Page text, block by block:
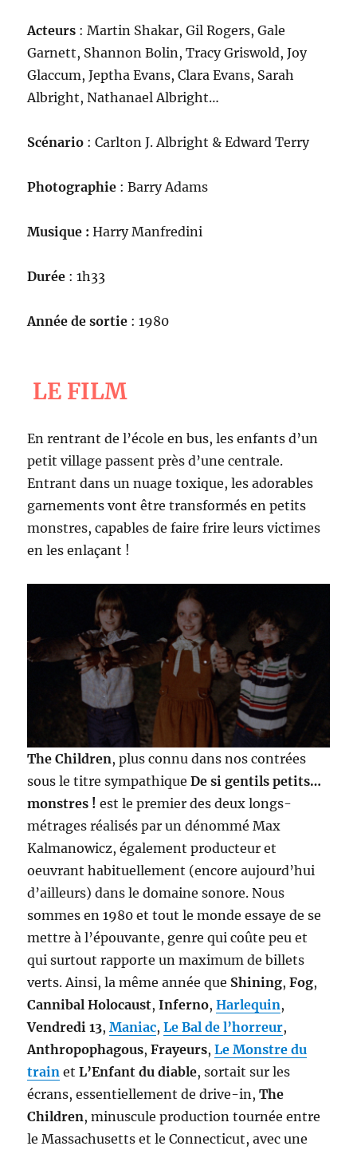
Acteurs : Martin Shakar, Gil Rogers, Gale
Garnett, Shannon Bolin, Tracy Griswold, Joy
Glaccum, Jeptha Evans, Clara Evans, Sarah
Albright, Nathanael Albright…
Scénario : Carlton J. Albright & Edward Terry
Photographie : Barry Adams
Musique :Harry Manfredini
Durée : 1h33
Année de sortie : 1980
LE FILM
En rentrant de l’école en bus, les enfants d’un
petit village passent près d’une centrale.
Entrant dans un nuage toxique, les adorables
garnements vont être transformés en petits
monstres, capables de faire frire leurs victimes
en les enlaçant !
The Children, plus connu dans nos contrées
sous le titre sympathiqueDe si gentils petits…
monstres ! est le premier des deux longs-
métrages réalisés par un dénommé Max
Kalmanowicz, également producteur et
oeuvrant habituellement (encore aujourd’hui
d’ailleurs) dans le domaine sonore. Nous
sommes en 1980 et tout le monde essaye de se
mettre à l’épouvante, genre qui coûte peu et
qui surtout rapporte un maximum de billets
verts. Ainsi, la même année que Shining,Fog,
Cannibal Holocaust,Inferno,Harlequin,
Vendredi 13,Maniac,Le Bal de l’horreur,
Anthropophagous,Frayeurs,Le Monstre du
train etL’Enfant du diable, sortait sur les
écrans, essentiellement de drive-in,The
Children, minuscule production tournée entre
le Massachusetts et le Connecticut, avec une